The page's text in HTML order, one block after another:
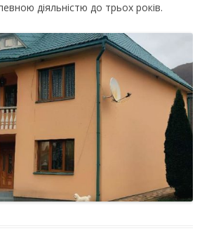
діяльністю до трьох років.